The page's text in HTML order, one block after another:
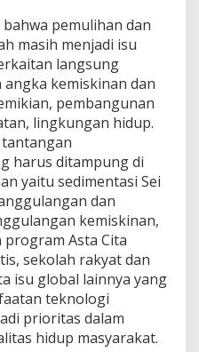
pemulihan dan
masih menjadi isu
langsung
kemiskinan dan
pembangunan
lingkungan hidup.
harus ditampung di
yaitu sedimentasi Sei
dan
kemiskinan,
Asta Cita
sekolah rakyat dan
isu global lainnya yang
teknologi
prioritas dalam
hidup masyarakat.